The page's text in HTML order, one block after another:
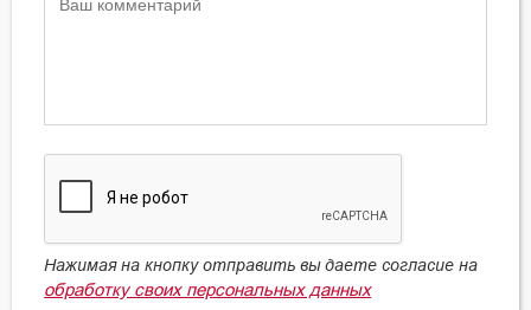
Нажимая на кнопку отправить вы даете согласие на
обработку своих персональных данных